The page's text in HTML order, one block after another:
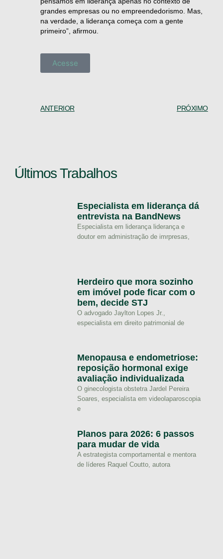
grandes empresas ou no empreendedorismo. Mas,
na verdade, a liderança começa com a gente
primeiro”, afirmou.
Acesse
ANTERIOR PRÓXIMO
Últimos Trabalhos
Especialista em liderança dá
entrevista na BandNews
Especialista em liderança liderança e
doutor em administração de imrpresas,
Herdeiro que mora sozinho
em imóvel pode ficar com o
bem, decide STJ
O advogado Jaylton Lopes Jr.,
especialista em direito patrimonial de
Menopausa e endometriose:
reposição hormonal exige
avaliação individualizada
O ginecologista obstetra Jardel Pereira
Soares, especialista em videolaparoscopia
e
Planos para 2026: 6 passos
para mudar de vida
A estrategista comportamental e mentora
de líderes Raquel Coutto, autora